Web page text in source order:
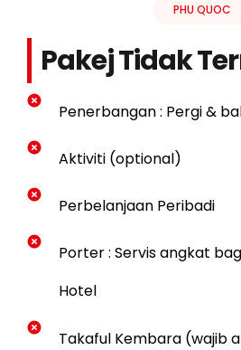
PHU QUOC
Pakej Tidak
Penerbangan : Pergi &
Aktiviti (optional)
Perbelanjaan Peribadi
Porter : Servis angkat
Hotel
Takaful Kembara (wajib